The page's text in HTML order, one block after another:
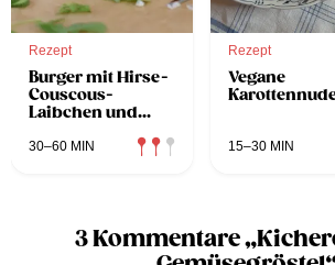
Rezept
Burger mit Hirse-
Couscous-
Laibchen und
TABASCO® Sauce-
30–60 MIN
Rezept
Vegane
15–30 MIN
3 Kommentare